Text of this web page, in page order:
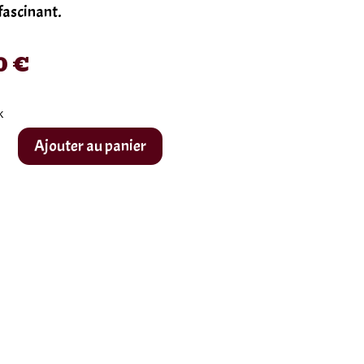
€
Ajouter au panier